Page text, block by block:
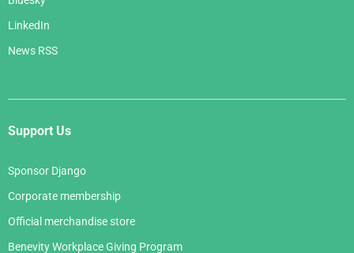
LinkedIn
News RSS
Support Us
Sponsor Django
Corporate membership
Official merchandise store
Benevity Workplace Giving Program